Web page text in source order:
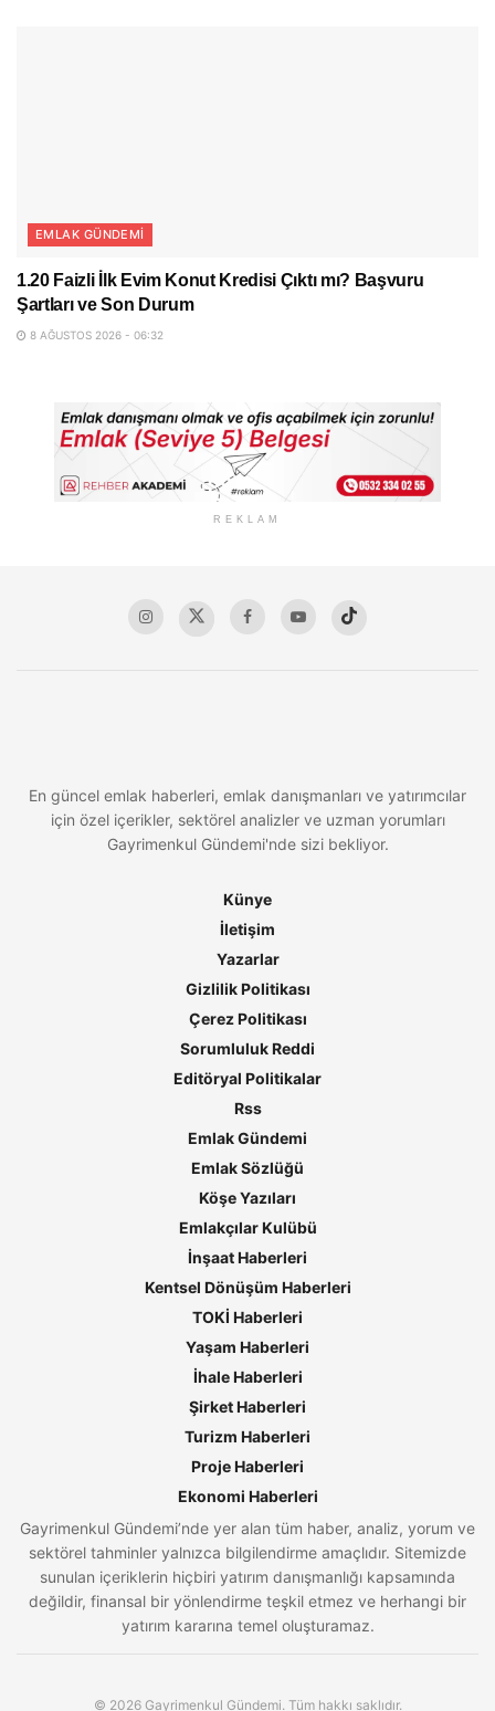
EMLAK GÜNDEMI
1.20 Faizli İlk Evim Konut Kredisi Çıktı mı? Başvuru
Şartları ve Son Durum
8 AĞUSTOS 2026 - 06:32
REKLAM
En güncel emlak haberleri, emlak danışmanları ve yatırımcılar
için özel içerikler, sektörel analizler ve uzman yorumları
Gayrimenkul Gündemi'nde sizi bekliyor.
Künye
İletişim
Yazarlar
Gizlilik Politikası
Çerez Politikası
Sorumluluk Reddi
Editöryal Politikalar
Rss
Emlak Gündemi
Emlak Sözlüğü
Köşe Yazıları
Emlakçılar Kulübü
İnşaat Haberleri
Kentsel Dönüşüm Haberleri
TOKİ Haberleri
Yaşam Haberleri
İhale Haberleri
Şirket Haberleri
Turizm Haberleri
Proje Haberleri
Ekonomi Haberleri
Gayrimenkul Gündemi’nde yer alan tüm haber, analiz, yorum ve
sektörel tahminler yalnızca bilgilendirme amaçlıdır. Sitemizde
sunulan içeriklerin hiçbiri yatırım danışmanlığı kapsamında
değildir, finansal bir yönlendirme teşkil etmez ve herhangi bir
yatırım kararına temel oluşturamaz.
© 2026 Gayrimenkul Gündemi. Tüm hakkı saklıdır.